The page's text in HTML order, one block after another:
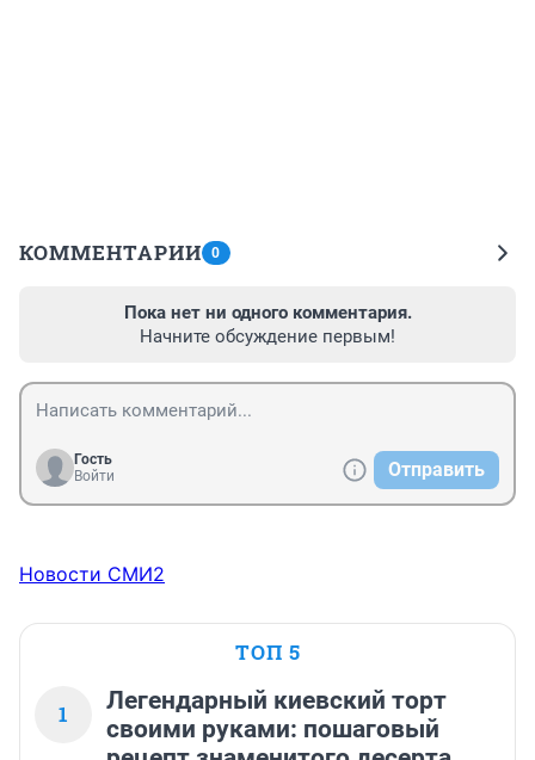
КОММЕНТАРИИ 0
Пока нет ни одного комментария.
Начните обсуждение первым!
Гость
Войти
Отправить
Новости СМИ2
ТОП 5
1
Легендарный киевский торт
своими руками: пошаговый